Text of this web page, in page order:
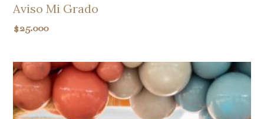
Aviso Mi Grado
$25.000